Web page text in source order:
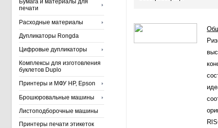
Бумага и материалы для
печати
Расходные материалы
Дупликаторы Rongda
Цифровые дупликаторы
Комплексы для изготовления
буклетов Duplo
Принтеры и МФУ HP, Epson
Брошюровальные машины
Листоподборочные машины
Принтеры печати этикеток